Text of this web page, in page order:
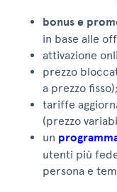
bonus e
in base alle
attivazione
prezzo
a prezzo fisso);
tariffe
(prezzo
un
utenti più
persona e